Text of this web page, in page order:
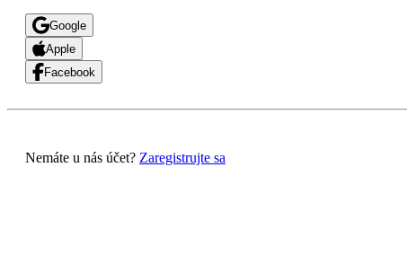
Google
Apple
Facebook
Nemáte u nás účet? Zaregistrujte sa